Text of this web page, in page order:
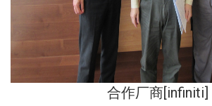
合作厂商[infiniti]